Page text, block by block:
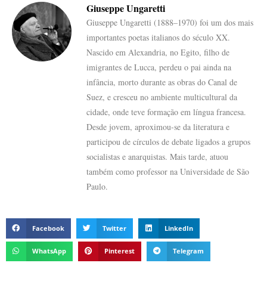
Giuseppe Ungaretti
Giuseppe Ungaretti (1888–1970) foi um dos mais
importantes poetas italianos do século XX.
Nascido em Alexandria, no Egito, filho de
imigrantes de Lucca, perdeu o pai ainda na
infância, morto durante as obras do Canal de
Suez, e cresceu no ambiente multicultural da
cidade, onde teve formação em língua francesa.
Desde jovem, aproximou-se da literatura e
participou de círculos de debate ligados a grupos
socialistas e anarquistas. Mais tarde, atuou
também como professor na Universidade de São
Paulo.
Facebook Twitter LinkedIn
WhatsApp Pinterest Telegram